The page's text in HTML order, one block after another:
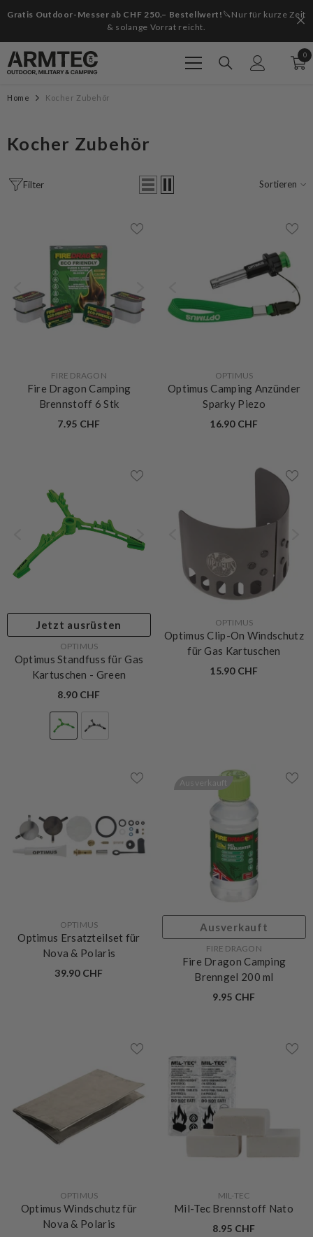
Gratis Outdoor-Messer ab CHF 250.– Bestellwert! 🔪Nur für kurze Zeit
& solange Vorrat reicht.
00
Home Kocher Zubehör
Kocher Zubehör
Filter Sortieren
VERKÄUFERIN:FIRE DRAGON
Fire Dragon Camping
Brennstoff 6 Stk
7.95 CHF
VERKÄUFERIN:OPTIMUS
Optimus Camping Anzünder
Sparky Piezo
16.90 CHF
Jetzt ausrüsten
VERKÄUFERIN:OPTIMUS
Optimus Standfuss für Gas
Kartuschen - Green
8.90 CHF
VERKÄUFERIN:OPTIMUS
Optimus Clip-On Windschutz
für Gas Kartuschen
15.90 CHF
VERKÄUFERIN:OPTIMUS
Optimus Ersatzteilset für
Nova & Polaris
39.90 CHF
Ausverkauft
Ausverkauft
VERKÄUFERIN:FIRE DRAGON
Fire Dragon Camping
Brenngel 200 ml
9.95 CHF
VERKÄUFERIN:OPTIMUS
Optimus Windschutz für
Nova & Polaris
VERKÄUFERIN:MIL-TEC
Mil-Tec Brennstoff Nato
8.95 CHF